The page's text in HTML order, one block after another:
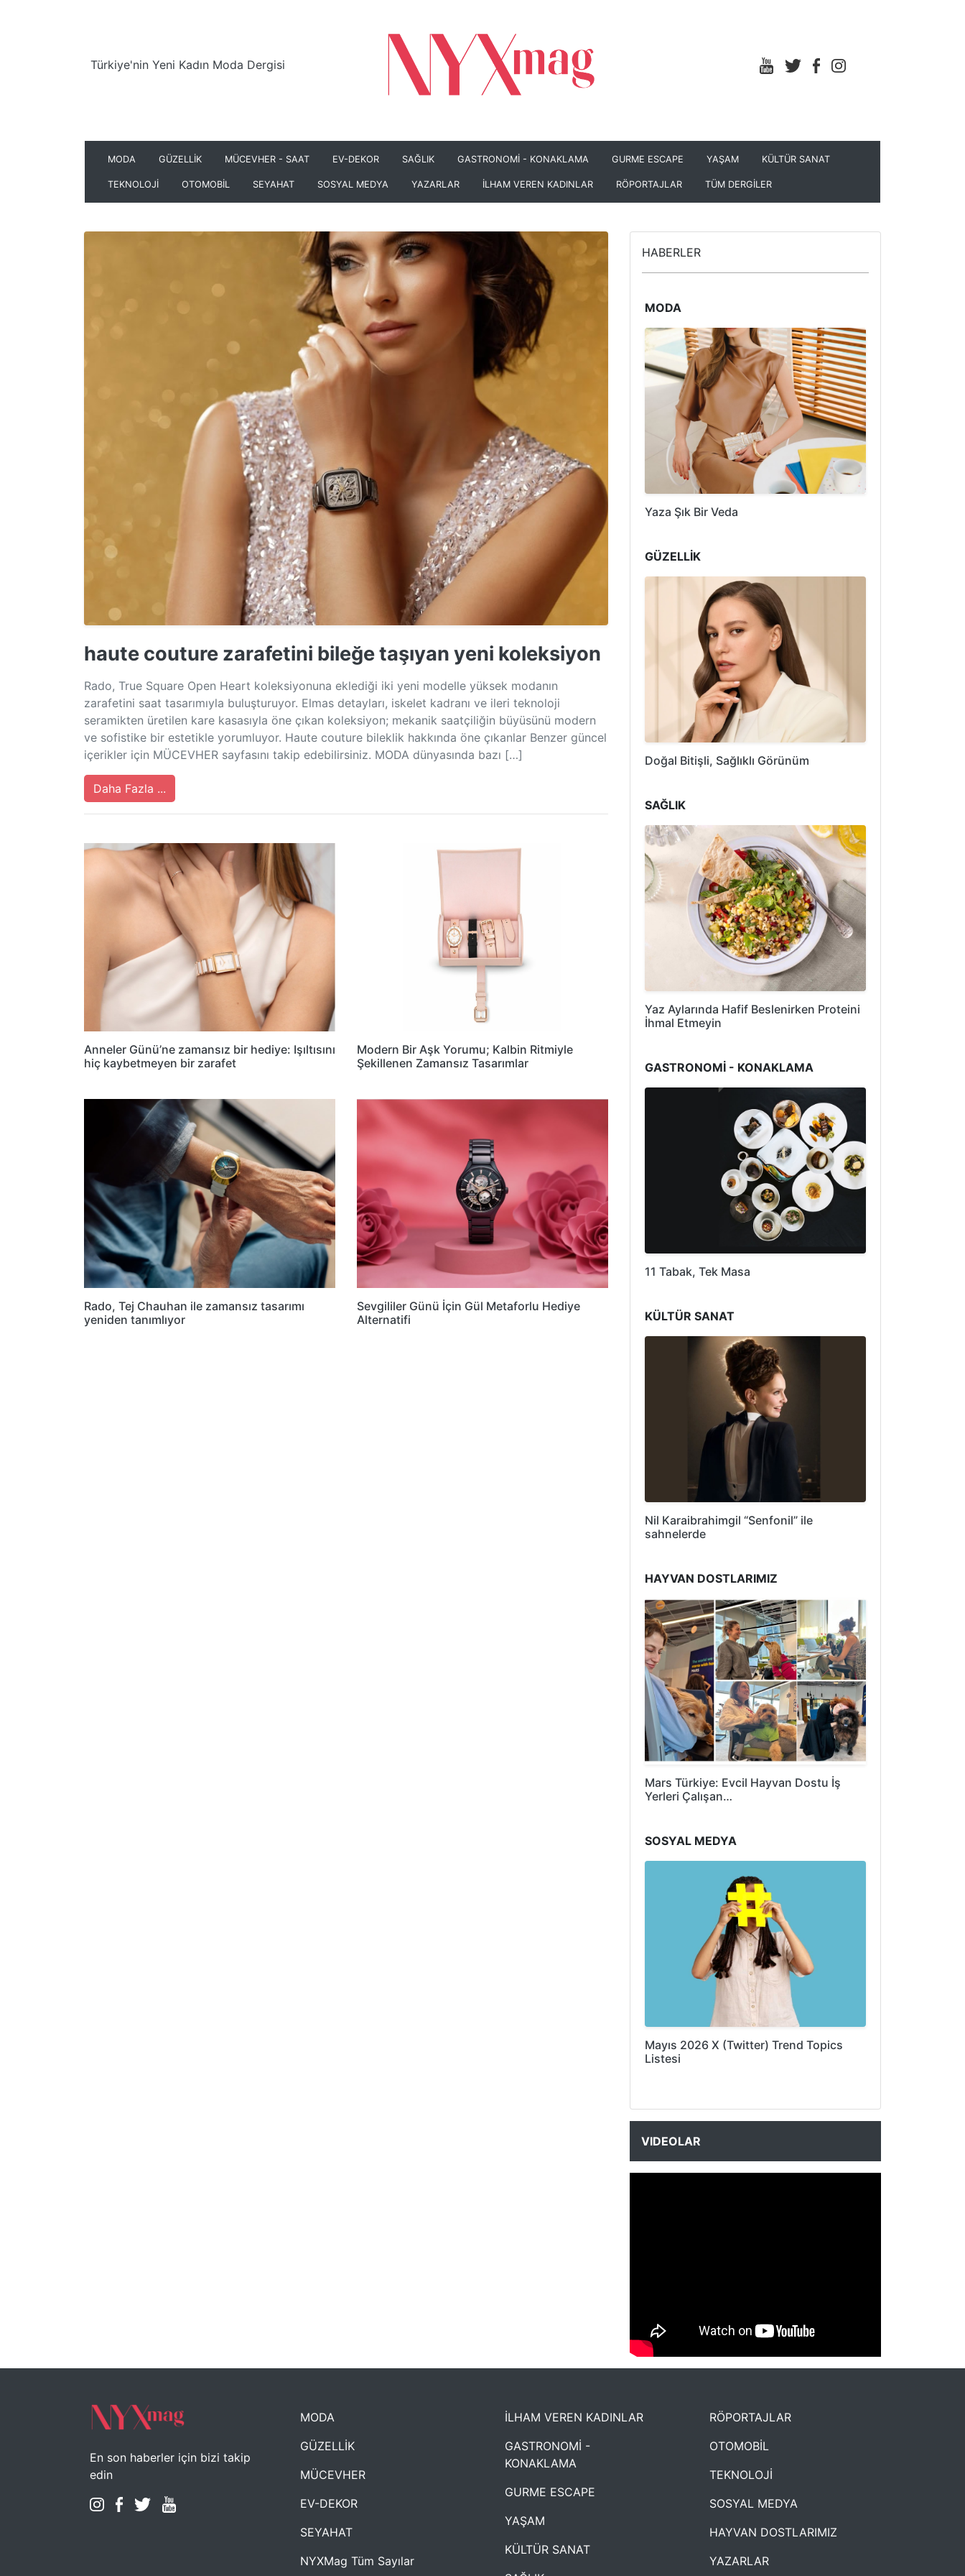
Türkiye'nin Yeni Kadın Moda Dergisi
MODA GÜZELLİK MÜCEVHER - SAAT EV-DEKOR SAĞLIK GASTRONOMİ - KONAKLAMA GURME ESCAPE YAŞAM KÜLTÜR SANAT
TEKNOLOJİ OTOMOBİL SEYAHAT SOSYAL MEDYA YAZARLAR İLHAM VEREN KADINLAR RÖPORTAJLAR TÜM DERGİLER
haute couture zarafetini bileğe taşıyan yeni koleksiyon
Rado, True Square Open Heart koleksiyonuna eklediği iki yeni modelle yüksek modanın
zarafetini saat tasarımıyla buluşturuyor. Elmas detayları, iskelet kadranı ve ileri teknoloji
seramikten üretilen kare kasasıyla öne çıkan koleksiyon; mekanik saatçiliğin büyüsünü modern
ve sofistike bir estetikle yorumluyor. Haute couture bileklik hakkında öne çıkanlar Benzer güncel
içerikler için MÜCEVHER sayfasını takip edebilirsiniz. MODA dünyasında bazı […]
Daha Fazla ...
Anneler Günü’ne zamansız bir hediye: Işıltısını
hiç kaybetmeyen bir zarafet
Modern Bir Aşk Yorumu; Kalbin Ritmiyle
Şekillenen Zamansız Tasarımlar
Rado, Tej Chauhan ile zamansız tasarımı
yeniden tanımlıyor
Sevgililer Günü İçin Gül Metaforlu Hediye
Alternatifi
HABERLER
MODA
Yaza Şık Bir Veda
GÜZELLİK
Doğal Bitişli, Sağlıklı Görünüm
SAĞLIK
Yaz Aylarında Hafif Beslenirken Proteini
İhmal Etmeyin
GASTRONOMİ - KONAKLAMA
11 Tabak, Tek Masa
KÜLTÜR SANAT
Nil Karaibrahimgil “Senfonil” ile
sahnelerde
HAYVAN DOSTLARIMIZ
Mars Türkiye: Evcil Hayvan Dostu İş
Yerleri Çalışan…
SOSYAL MEDYA
Mayıs 2026 X (Twitter) Trend Topics
Listesi
VIDEOLAR
NYXmag 2. Yaş Kutlama Etkinliği
En son haberler için bizi takip
edin
MODA
GÜZELLİK
MÜCEVHER
EV-DEKOR
SEYAHAT
NYXMag Tüm Sayılar
İLHAM VEREN KADINLAR
GASTRONOMİ -
KONAKLAMA
GURME ESCAPE
YAŞAM
KÜLTÜR SANAT
RÖPORTAJLAR
OTOMOBİL
TEKNOLOJİ
SOSYAL MEDYA
HAYVAN DOSTLARIMIZ
YAZARLAR